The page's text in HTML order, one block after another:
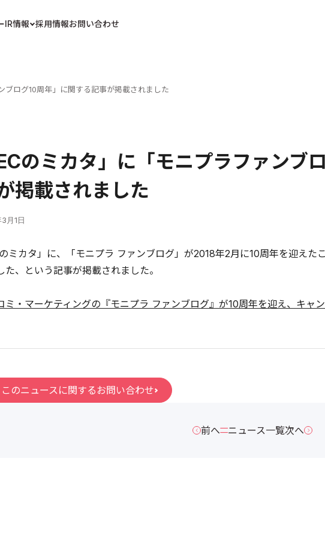
IR情報 採用情報お問い合わせ
ブログ10周年」に関する記事が掲載されました
ECのミカタ」に「モニプラファンブ
掲載されました
月1日
のミカタ」に、「モニプラ ファンブログ」が2018年2月に10周年を迎え
た、という記事が掲載されました。
ミ・マーケティングの『モニプラ ファンブログ』が10周年を迎え、キャ
このニュースに関するお問い合わせ
前へ ニュース一覧次へ